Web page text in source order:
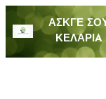
ΑΣΚΓΕ
ΚΕΛΑΡΙA